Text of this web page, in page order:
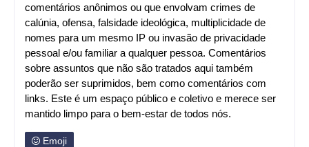
comentários anônimos ou que envolvam crimes de
calúnia, ofensa, falsidade ideológica, multiplicidade de
nomes para um mesmo IP ou invasão de privacidade
pessoal e/ou familiar a qualquer pessoa. Comentários
sobre assuntos que não são tratados aqui também
poderão ser suprimidos, bem como comentários com
links. Este é um espaço público e coletivo e merece ser
mantido limpo para o bem-estar de todos nós.
Emoji